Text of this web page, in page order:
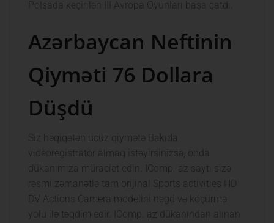
Polşada keçirilən III Avropa Oyunları başa çatdı.
Azərbaycan Neftinin
Qiyməti 76 Dollara
Düşdü
Siz həqiqətən ucuz qiymətə Bakıda
videoregistrator almaq istəyirsinizsə, onda
dükanımıza müraciət edin. IComp. az saytı sizə
rəsmi zəmanətlə tam orijinal Sports activities HD
DV Actions Camera modelini nəgd və köçürmə
yolu ilə təqdim edir. IComp. az dükanından alınan